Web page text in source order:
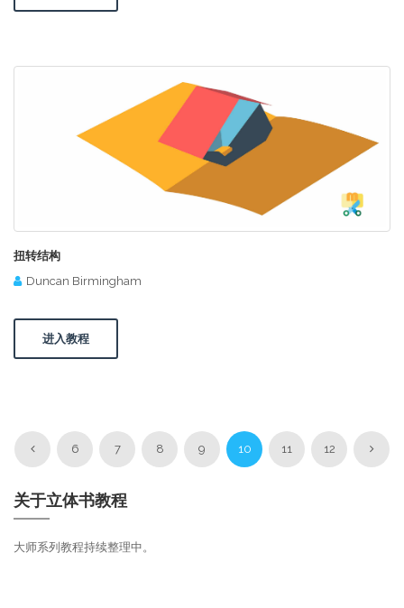
扭转结构
Duncan Birmingham
进入教程
6 7 8 9 10 11 12
关于立体书教程
大师系列教程持续整理中。